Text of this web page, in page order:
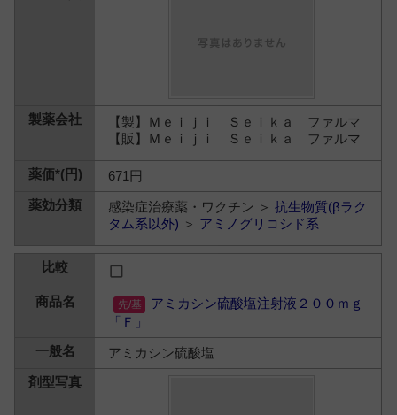
【製】Ｍｅｉｊｉ Ｓｅｉｋａ ファルマ
【販】Ｍｅｉｊｉ Ｓｅｉｋａ ファルマ
671円
感染症治療薬・ワクチン ＞抗生物質(βラク
タム系以外) ＞ アミノグリコシド系
アミカシン硫酸塩注射液２００ｍｇ
「Ｆ」
アミカシン硫酸塩